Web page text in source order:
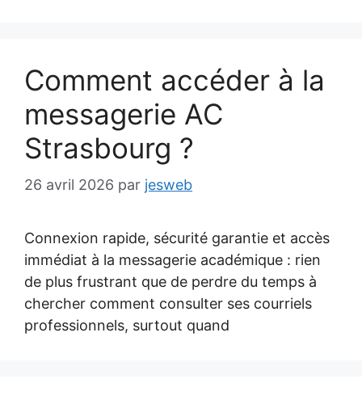
Comment accéder à la
messagerie AC
Strasbourg ?
26 avril 2026 par jesweb
Connexion rapide, sécurité garantie et accès
immédiat à la messagerie académique : rien
de plus frustrant que de perdre du temps à
chercher comment consulter ses courriels
professionnels, surtout quand